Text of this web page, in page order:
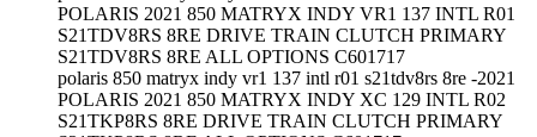
POLARIS 2021 850 MATRYX INDY VR1 137 INTL R01
S21TDV8RS 8RE DRIVE TRAIN CLUTCH PRIMARY
S21TDV8RS 8RE ALL OPTIONS C601717
polaris 850 matryx indy vr1 137 intl r01 s21tdv8rs 8re -2021
POLARIS 2021 850 MATRYX INDY XC 129 INTL R02
S21TKP8RS 8RE DRIVE TRAIN CLUTCH PRIMARY